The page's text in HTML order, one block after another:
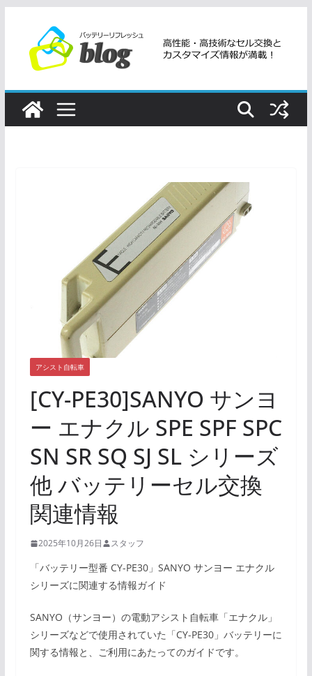
ツ
アシスト自転車
[CY-PE30]SANYO サンヨ
ー エナクル SPE SPF SPC
SN SR SQ SJ SL シリーズ
他 バッテリーセル交換
関連情報
2025年10月26日 スタッフ
「バッテリー型番 CY-PE30」SANYO サンヨー エナクル
シリーズに関連する情報ガイド
SANYO（サンヨー）の電動アシスト自転車「エナクル」
シリーズなどで使用されていた「CY-PE30」バッテリーに
関する情報と、ご利用にあたってのガイドです。